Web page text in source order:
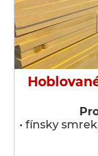
• fínsky